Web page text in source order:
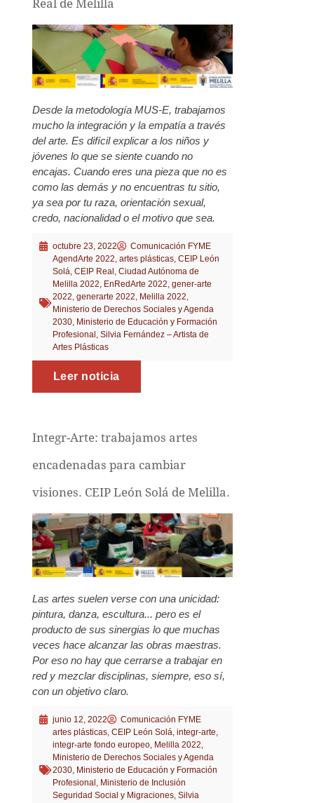
Real de Melilla
Desde la metodología MUS-E, trabajamos
mucho la integración y la empatía a través
del arte. Es difícil explicar a los niños y
jóvenes lo que se siente cuando no
encajas. Cuando eres una pieza que no es
como las demás y no encuentras tu sitio,
ya sea por tu raza, orientación sexual,
credo, nacionalidad o el motivo que sea.
octubre 23, 2022
Comunicación FYME
AgendArte 2022, artes plásticas, CEIP León
Solá, CEIP Real, Ciudad Autónoma de
Melilla 2022, EnRedArte 2022, gener-arte
2022, generarte 2022, Melilla 2022,
Ministerio de Derechos Sociales y Agenda
2030, Ministerio de Educación y Formación
Profesional, Silvia Fernández – Artista de
Artes Plásticas
Leer noticia
Integr-Arte: trabajamos artes
encadenadas para cambiar
visiones. CEIP León Solá de Melilla.
Las artes suelen verse con una unicidad:
pintura, danza, escultura... pero es el
producto de sus sinergias lo que muchas
veces hace alcanzar las obras maestras.
Por eso no hay que cerrarse a trabajar en
red y mezclar disciplinas, siempre, eso sí,
con un objetivo claro.
junio 12, 2022
Comunicación FYME
artes plásticas, CEIP León Solá integr-arte
integr-arte fondo europeo, Melilla 2022
Ministerio de Derechos Sociales y Agenda
2030, Ministerio de Educación y Formación
Profesional Ministerio de Inclusión
Seguridad Social y Migraciones, Silvia